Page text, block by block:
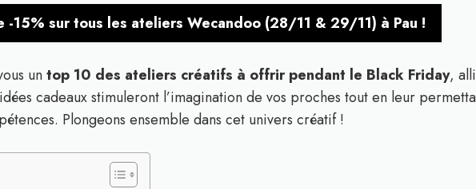
-15% sur tous les ateliers Wecandoo (28/11 & 29/11) à Pau !
untop 10 des ateliers créatifs à offrir pendant le Black Friday,
cadeaux stimuleront l’imagination de vos proches tout en leur
Plongeons ensemble dans cet univers créatif !